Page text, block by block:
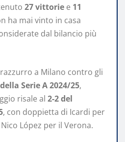
27 vittorie e 11
ha mai vinto in casa
dal bilancio più
a Milano contro gli
Serie A 2024/25,
risale al 2-2 del
, con doppietta di Icardi per
López per il Verona.